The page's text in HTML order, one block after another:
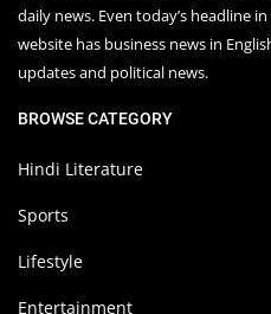
daily news. Even today’s headline
website has business news in
updates and political news.
BROWSE CATEGORY
Hindi Literature
Sports
Lifestyle
Entertainment